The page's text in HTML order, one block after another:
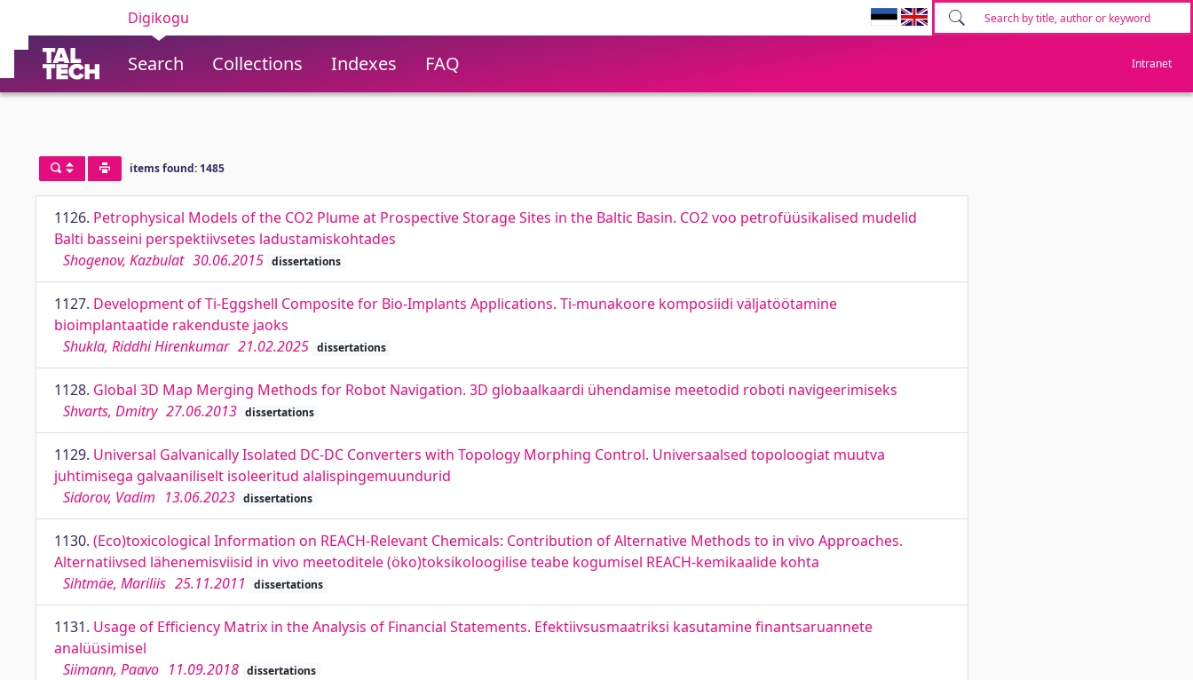
Digikogu
Search Collections Indexes FAQ Intranet
items found: 1485
1126. Petrophysical Models of the CO2 Plume at Prospective Storage Sites in the Baltic Basin. CO2 voo petrofüüsikalised mudelid
Balti basseini perspektiivsetes ladustamiskohtades
Shogenov, Kazbulat 30.06.2015 dissertations
1127. Development of Ti-Eggshell Composite for Bio-Implants Applications. Ti-munakoore komposiidi väljatöötamine
bioimplantaatide rakenduste jaoks
Shukla, Riddhi Hirenkumar 21.02.2025 dissertations
1128. Global 3D Map Merging Methods for Robot Navigation. 3D globaalkaardi ühendamise meetodid roboti navigeerimiseks
Shvarts, Dmitry 27.06.2013 dissertations
1129. Universal Galvanically Isolated DC-DC Converters with Topology Morphing Control. Universaalsed topoloogiat muutva
juhtimisega galvaaniliselt isoleeritud alalispingemuundurid
Sidorov, Vadim 13.06.2023 dissertations
1130. (Eco)toxicological Information on REACH-Relevant Chemicals: Contribution of Alternative Methods to in vivo Approaches.
Alternatiivsed lähenemisviisid in vivo meetoditele (öko)toksikoloogilise teabe kogumisel REACH-kemikaalide kohta
Sihtmäe, Mariliis 25.11.2011 dissertations
1131. Usage of Efficiency Matrix in the Analysis of Financial Statements. Efektiivsusmaatriksi kasutamine finantsaruannete
analüüsimisel
Siimann, Paavo 11.09.2018 dissertations